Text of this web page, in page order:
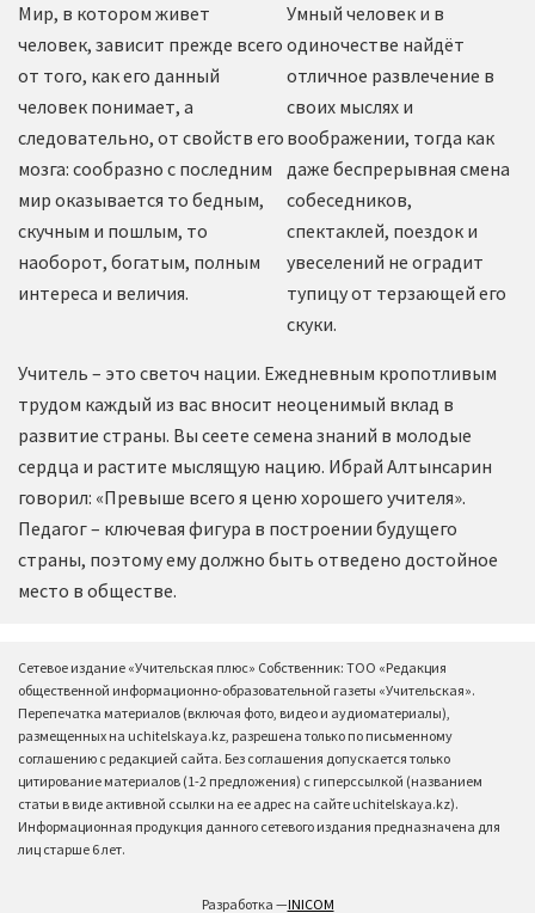
Мир, в котором живет
человек, зависит прежде всего
от того, как его данный
человек понимает, а
следовательно, от свойств его
мозга: сообразно с последним
мир оказывается то бедным,
скучным и пошлым, то
наоборот, богатым, полным
интереса и величия.
Умный человек и в
одиночестве найдёт
отличное развлечение в
своих мыслях и
воображении, тогда как
даже беспрерывная смена
собеседников,
спектаклей, поездок и
увеселений не оградит
тупицу от терзающей его
скуки.
Учитель – это светоч нации. Ежедневным кропотливым
трудом каждый из вас вносит неоценимый вклад в
развитие страны. Вы сеете семена знаний в молодые
сердца и растите мыслящую нацию. Ибрай Алтынсарин
говорил: «Превыше всего я ценю хорошего учителя».
Педагог – ключевая фигура в построении будущего
страны, поэтому ему должно быть отведено достойное
место в обществе.
Сетевое издание «Учительская плюс» Собственник: ТОО «Редакция
общественной информационно-образовательной газеты «Учительская».
Перепечатка материалов (включая фото, видео и аудиоматериалы),
размещенных на uchitelskaya.kz, разрешена только по письменному
соглашению с редакцией сайта. Без соглашения допускается только
цитирование материалов (1-2 предложения) с гиперссылкой (названием
статьи в виде активной ссылки на ее адрес на сайте uchitelskaya.kz).
Информационная продукция данного сетевого издания предназначена для
лиц старше 6 лет.
Разработка —INICOM